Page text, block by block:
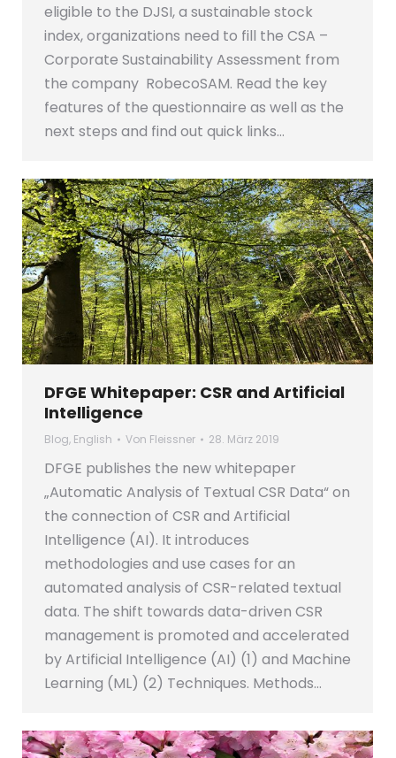
eligible to the DJSI, a sustainable stock
index, organizations need to fill the CSA –
Corporate Sustainability Assessment from
the company RobecoSAM. Read the key
features of the questionnaire as well as the
next steps and find out quick links…
DFGE Whitepaper: CSR and Artificial
Intelligence
Blog, English Von Fleissner 28. März 2019
DFGE publishes the new whitepaper
„Automatic Analysis of Textual CSR Data“ on
the connection of CSR and Artificial
Intelligence (AI). It introduces
methodologies and use cases for an
automated analysis of CSR-related textual
data. The shift towards data-driven CSR
management is promoted and accelerated
by Artificial Intelligence (AI) (1) and Machine
Learning (ML) (2) Techniques. Methods…